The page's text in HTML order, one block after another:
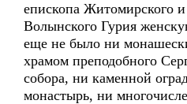
епископа Житомирского
Волынского Гурия
еще не было ни
храмом преподобного
собора, ни каменной
монастырь, ни